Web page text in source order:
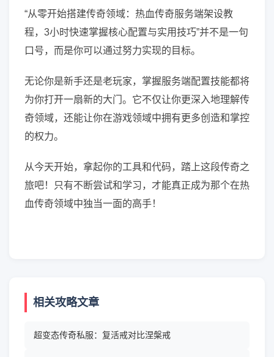
“从零开始搭建传奇领域：热血传奇服务端架设教
程，3小时快速掌握核心配置与实用技巧”并不是一句
口号，而是你可以通过努力实现的目标。
无论你是新手还是老玩家，掌握服务端配置技能都将
为你打开一扇新的大门。它不仅让你更深入地理解传
奇领域，还能让你在游戏领域中拥有更多创造和掌控
的权力。
从今天开始，拿起你的工具和代码，踏上这段传奇之
旅吧！只有不断尝试和学习，才能真正成为那个在热
血传奇领域中独当一面的高手！
相关攻略文章
超变态传奇私服：复活戒对比涅槃戒